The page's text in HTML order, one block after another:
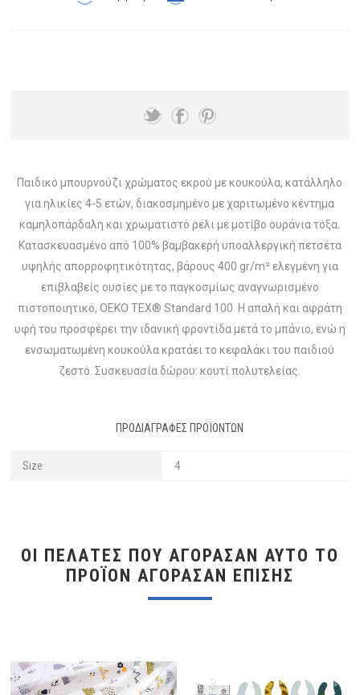
Παιδικό μπουρνούζι χρώματος εκρού με κουκούλα, κατάλληλο
για ηλικίες 4-5 ετών, διακοσμημένο με χαριτωμένο κέντημα
καμηλοπάρδαλη και χρωματιστό ρέλι με μοτίβο ουράνια τόξα.
Κατασκευασμένο από 100% βαμβακερή υποαλλεργική πετσέτα
υψηλής απορροφητικότητας, βάρους 400 gr/m² ελεγμένη για
επιβλαβείς ουσίες με το παγκοσμίως αναγνωρισμένο
πιστοποιητικό, OEKO TEX® Standard 100. Η απαλή και αφράτη
υφή του προσφέρει την ιδανική φροντίδα μετά το μπάνιο, ενώ η
ενσωματωμένη κουκούλα κρατάει το κεφαλάκι του παιδιού
ζεστό. Συσκευασία δώρου: κουτί πολυτελείας.
ΠΡΟΔΙΑΓΡΑΦΈΣ ΠΡΟΪΌΝΤΩΝ
Size 4
ΟΙ ΠΕΛΆΤΕΣ ΠΟΥ ΑΓΌΡΑΣΑΝ ΑΥΤΌ ΤΟ
ΠΡΟΪΌΝ ΑΓΌΡΑΣΑΝ ΕΠΊΣΗΣ